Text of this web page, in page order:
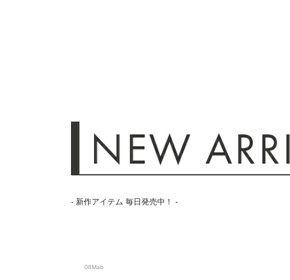
- 新作アイテム 毎日発売中！ -
08Mab